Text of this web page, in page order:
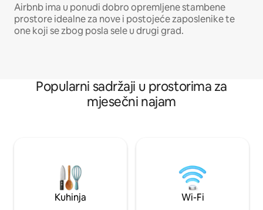
Airbnb ima u ponudi dobro opremljene stambene
prostore idealne za nove i postojeće zaposlenike te
one koji se zbog posla sele u drugi grad.
Popularni sadržaji u prostorima za
mjesečni najam
Kuhinja Wi-Fi